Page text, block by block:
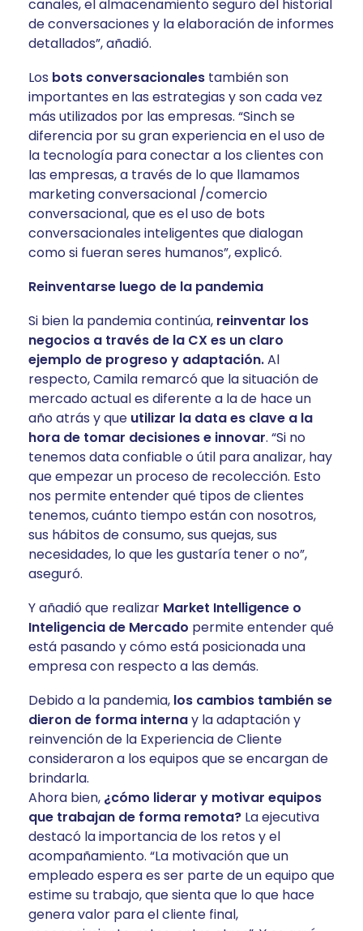
canales, el almacenamiento seguro del historial
de conversaciones y la elaboración de informes
detallados”, añadió.
Los bots conversacionales también son
importantes en las estrategias y son cada vez
más utilizados por las empresas. “Sinch se
diferencia por su gran experiencia en el uso de
la tecnología para conectar a los clientes con
las empresas, a través de lo que llamamos
marketing conversacional /comercio
conversacional, que es el uso de bots
conversacionales inteligentes que dialogan
como si fueran seres humanos”, explicó.
Reinventarse luego de la pandemia
Si bien la pandemia continúa, reinventar los
negocios a través de la CX es un claro
ejemplo de progreso y adaptación.Al
respecto, Camila remarcó que la situación de
mercado actual es diferente a la de hace un
año atrás y que utilizar la data es clave a la
hora de tomar decisiones e innovar. “Si no
tenemos data confiable o útil para analizar, hay
que empezar un proceso de recolección. Esto
nos permite entender qué tipos de clientes
tenemos, cuánto tiempo están con nosotros,
sus hábitos de consumo, sus quejas, sus
necesidades, lo que les gustaría tener o no”,
aseguró.
Y añadió que realizar Market Intelligence o
Inteligencia de Mercado permite entender qué
está pasando y cómo está posicionada una
empresa con respecto a las demás.
Debido a la pandemia, los cambios también se
dieron de forma internay la adaptación y
reinvención de la Experiencia de Cliente
consideraron a los equipos que se encargan de
brindarla.
Ahora bien, ¿cómo liderar y motivar equipos
que trabajan de forma remota? La ejecutiva
destacó la importancia de los retos y el
acompañamiento. “La motivación que un
empleado espera es ser parte de un equipo que
estime su trabajo, que sienta que lo que hace
genera valor para el cliente final,